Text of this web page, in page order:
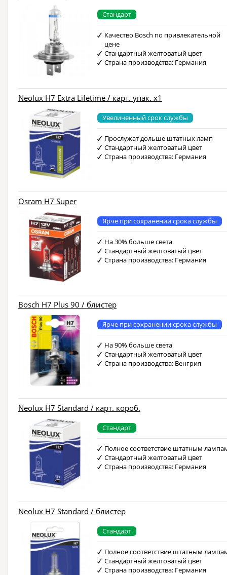
Стандарт
Качество Bosch по привлекательной
цене
Стандартный желтоватый цвет
Страна производства: Германия
Neolux H7 Extra Lifetime / карт. упак. x1
Увеличенный срок службы
Прослужат дольше штатных ламп
Стандартный желтоватый цвет
Страна производства: Германия
Osram H7 Super
Ярче при сохранении срока службы
На 30% больше света
Стандартный желтоватый цвет
Страна производства: Германия
Bosch H7 Plus 90 / блистер
Ярче при сохранении срока службы
На 90% больше света
Стандартный желтоватый цвет
Страна производства: Венгрия
Neolux H7 Standard / карт. короб.
Стандарт
Полное соответствие штатным
Стандартный желтоватый цвет
Страна производства: Германия
Neolux H7 Standard / блистер
Стандарт
Полное соответствие штатным
Стандартный желтоватый цвет
Страна производства: Германия